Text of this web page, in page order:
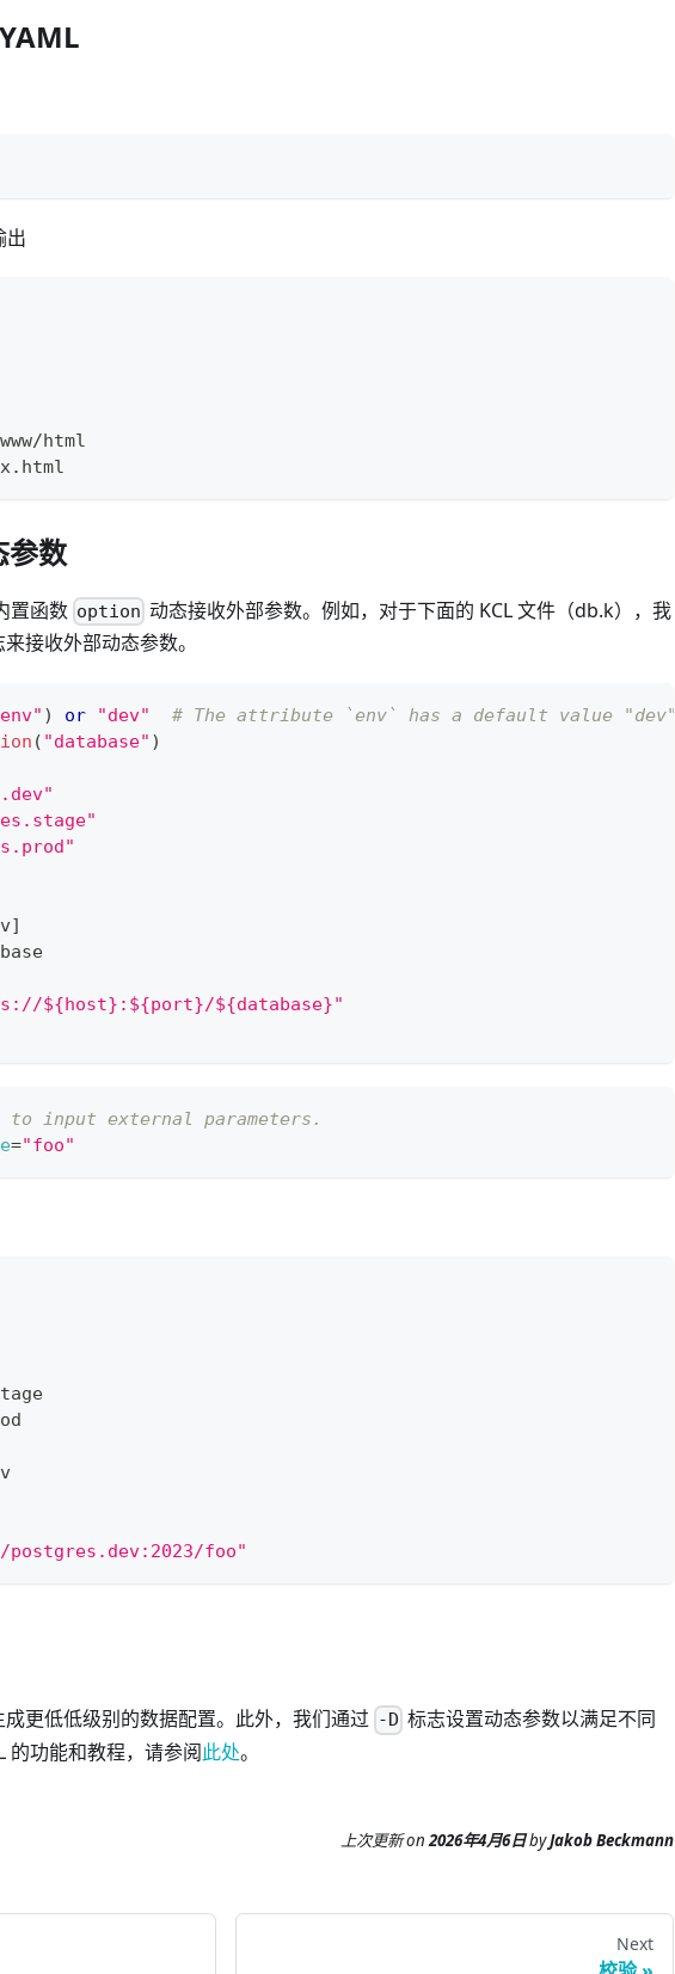
出
html
参数
置函数 option 动态接收外部参数。例如，对于下面的 KCL 文件（db.k），我
接收外部动态参数。
) or "dev"
# The attribute `env` has a default value "dev"
( "database" )
]
${host}:${port}/${database}"
input external parameters.
="foo"
foo"
更低低级别的数据配置。此外，我们通过 -D 标志设置动态参数以满足不同
的功能和教程，请参阅此处。
上次更新on2026年4月6日byJakob Beckmann
Next